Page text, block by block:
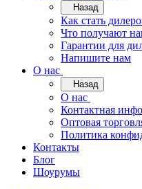
Назад
Как стать
Что получают
Гарантии для
Напишите нам
О нас
Назад
О нас
Контактная
Оптовая
Политика
Контакты
Блог
Шоурумы